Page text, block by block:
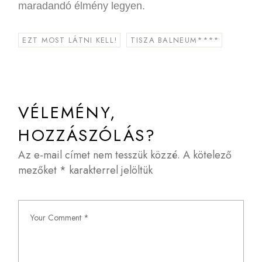
maradandó élmény legyen.
EZT MOST LÁTNI KELL! TISZA BALNEUM****
VÉLEMÉNY,
HOZZÁSZÓLÁS?
Az e-mail címet nem tesszük közzé. A kötelező
mezőket * karakterrel jelöltük